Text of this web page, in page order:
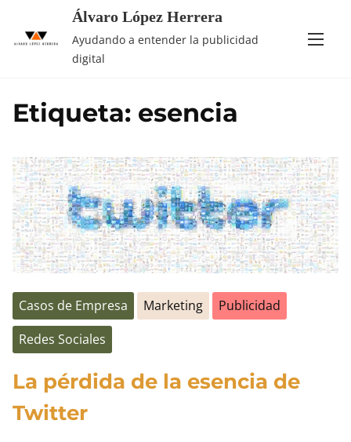
Álvaro López Herrera
Ayudando a entender la publicidad
digital
Etiqueta: esencia
Casos de Empresa Marketing
Publicidad
Redes Sociales
La pérdida de la esencia de
Twitter